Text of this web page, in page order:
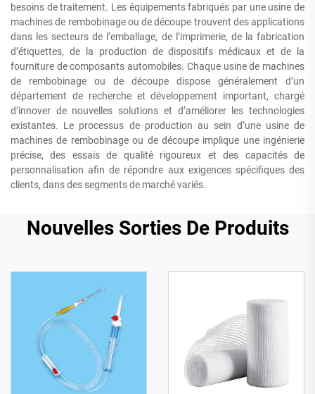
besoins de traitement. Les équipements fabriqués par une usine de
machines de rembobinage ou de découpe trouvent des applications
dans les secteurs de l’emballage, de l’imprimerie, de la fabrication
d’étiquettes, de la production de dispositifs médicaux et de la
fourniture de composants automobiles. Chaque usine de machines
de rembobinage ou de découpe dispose généralement d’un
département de recherche et développement important, chargé
d’innover de nouvelles solutions et d’améliorer les technologies
existantes. Le processus de production au sein d’une usine de
machines de rembobinage ou de découpe implique une ingénierie
précise, des essais de qualité rigoureux et des capacités de
personnalisation afin de répondre aux exigences spécifiques des
clients, dans des segments de marché variés.
Nouvelles Sorties De Produits